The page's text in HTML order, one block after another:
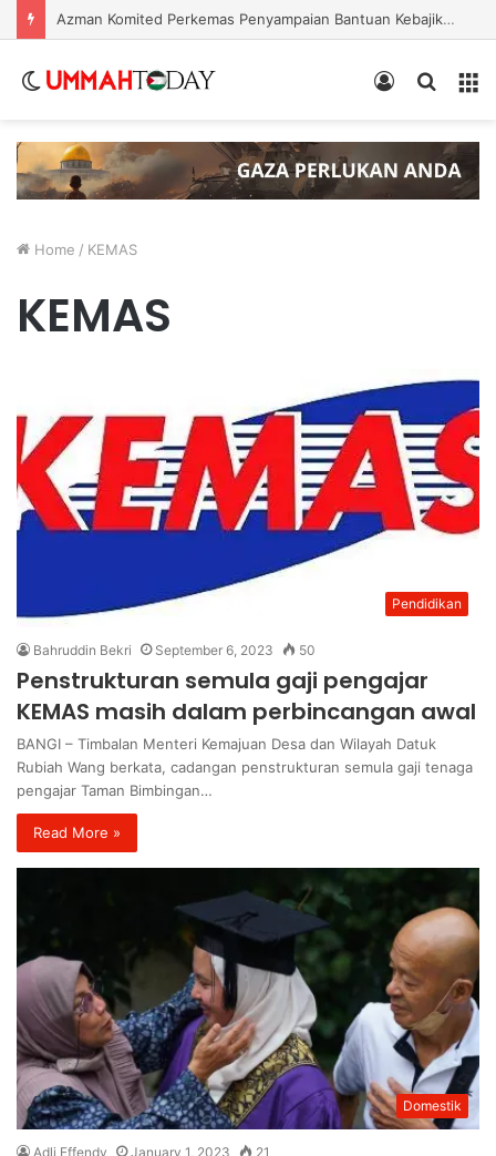
KPDN Kelantan Kesan Taktik “Tentera Semut” Seludup Bahan Api Bersubsidi di Sempadan
skin
for
In
Home / KEMAS
KEMAS
Pendidikan
Bahruddin Bekri September 6, 2023 50
Penstrukturan semula gaji pengajar
KEMAS masih dalam perbincangan awal
BANGI – Timbalan Menteri Kemajuan Desa dan Wilayah Datuk
Rubiah Wang berkata, cadangan penstrukturan semula gaji tenaga
pengajar Taman Bimbingan…
Read More »
Domestik
Adli Effendy January 1, 2023 21